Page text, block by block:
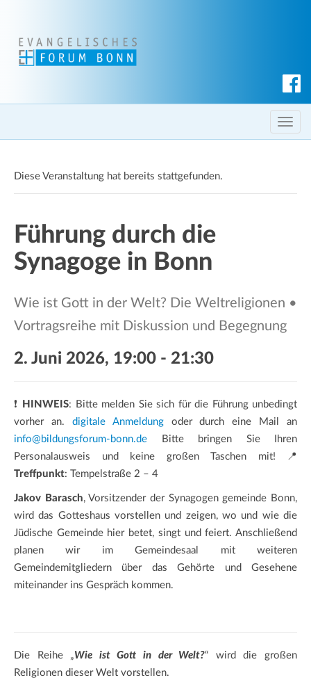
c
h T
o
l
t
Diese Veranstaltung hat bereits stattgefunden.
Führung durch die
Synagoge in Bonn
Wie ist Gott in der Welt? Die Weltreligionen •
Vortragsreihe mit Diskussion und Begegnung
2. Juni 2026, 19:00 - 21:30
❗ HINWEIS: Bitte melden Sie sich für die Führung unbedingt
vorher an. digitale Anmeldungoder durch eine Mail an
info@bildungsforum-bonn.de Bitte bringen Sie Ihren
Personalausweis und keine großen Taschen mit! 📍
Treffpunkt: Tempelstraße 2 – 4
Jakov Barasch, Vorsitzender der Synagogen gemeinde Bonn,
wird das Gotteshaus vorstellen und zeigen, wo und wie die
Jüdische Gemeinde hier betet, singt und feiert. Anschließend
planen wir im Gemeindesaal mit weiteren
Gemeindemitgliedern über das Gehörte und Gesehene
miteinander ins Gespräch kommen.
Die Reihe „Wie ist Gott in der Welt?“ wird die großen
Religionen dieser Welt vorstellen.